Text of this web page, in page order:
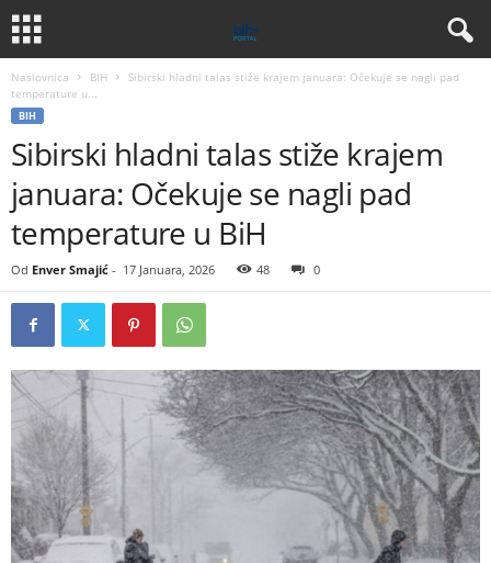
Naslovnica BIH
Sibirski hladni talas stiže krajem januara: Očekuje se nagli pad
temperature u...
BIH
Sibirski hladni talas stiže krajem
januara: Očekuje se nagli pad
temperature u BiH
Od Enver Smajić - 17 Januara, 2026 48 0